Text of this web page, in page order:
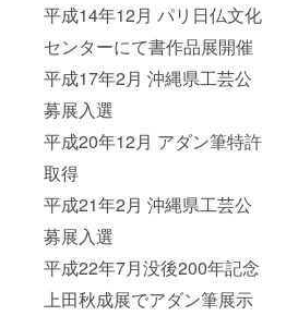
平成14年12月 パリ日仏文化
センターにて書作品展開催
平成17年2月 沖縄県工芸公
募展入選
平成20年12月 アダン筆特許
取得
平成21年2月 沖縄県工芸公
募展入選
平成22年7月没後200年記念
上田秋成展でアダン筆展示